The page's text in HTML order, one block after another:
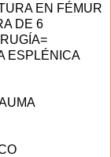
EN FÉMUR
DE 6
ESPLÉNICA